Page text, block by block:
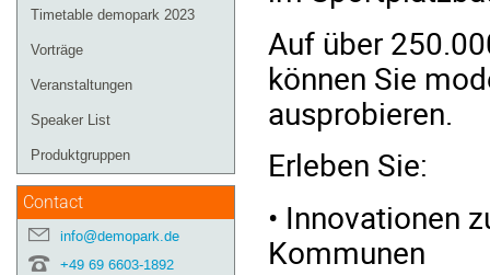
Timetable demopark 2023
Vorträge
Veranstaltungen
Speaker List
Produktgruppen
Contact
info@demopark.de
+49 69 6603-1892
Auf über
können Sie
ausprobieren.
Erleben Sie:
• Innovationen
Kommunen